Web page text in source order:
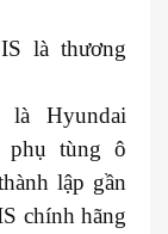
là thương
Hyundai
phụ tùng ô
lập gần
chính hãng